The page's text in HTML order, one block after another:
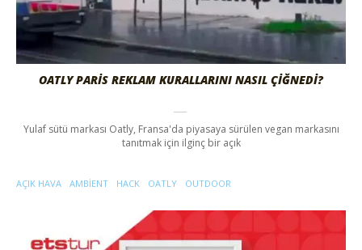
OATLY PARIS REKLAM KURALLARINI NASIL ÇIĞNEDI?
Yulaf sütü markası Oatly, Fransa'da piyasaya sürülen vegan markasını
tanıtmak için ilginç bir açık
AÇIK HAVA AMBIENT HACK OATLY OUTDOOR